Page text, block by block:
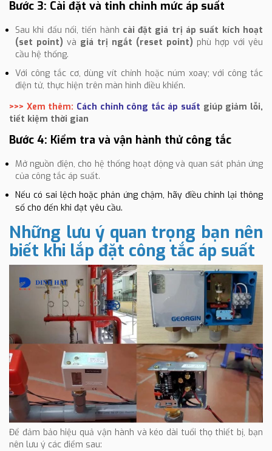
Bước 3: Cài đặt và tinh chỉnh mức áp suất
Sau khi đấu nối, tiến hành cài đặt giá trị áp suất kích hoạt
(set point) và giá trị ngắt (reset point) phù hợp với yêu
cầu hệ thống.
Với công tắc cơ, dùng vít chỉnh hoặc núm xoay; với công tắc
điện tử, thực hiện trên màn hình điều khiển.
>>> Xem thêm: Cách chỉnh công tắc áp suất giúp giảm lỗi,
tiết kiệm thời gian
Bước 4: Kiểm tra và vận hành thử công tắc
Mở nguồn điện, cho hệ thống hoạt động và quan sát phản ứng
của công tắc áp suất.
Nếu có sai lệch hoặc phản ứng chậm, hãy điều chỉnh lại thông
số cho đến khi đạt yêu cầu.
Những lưu ý quan trọng bạn nên
biết khi lắp đặt công tắc áp suất
Để đảm bảo hiệu quả vận hành và kéo dài tuổi thọ thiết bị, bạn
nên lưu ý các điểm sau: